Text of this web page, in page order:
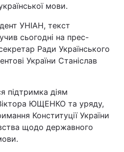
мови.
УНІАН, текст
сьогодні на прес-
Ради Українського
України Станіслав
підтримка діям
ЮЩЕНКО та уряду,
Конституції України
щодо державного